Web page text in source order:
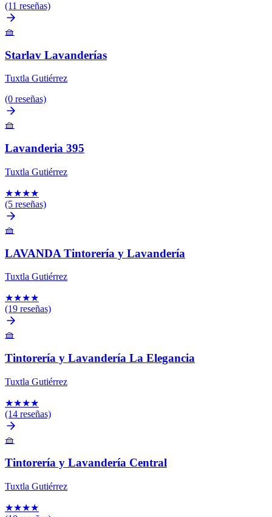
(11 reseñas)
🧺
Starlav Lavanderías
Tuxtla Gutiérrez
(0 reseñas)
🧺
Lavanderia 395
Tuxtla Gutiérrez
★★★★
(5 reseñas)
🧺
LAVANDA Tintorería y Lavandería
Tuxtla Gutiérrez
★★★★
(19 reseñas)
🧺
Tintorería y Lavandería La Elegancia
Tuxtla Gutiérrez
★★★★
(14 reseñas)
🧺
Tintorería y Lavandería Central
Tuxtla Gutiérrez
★★★★